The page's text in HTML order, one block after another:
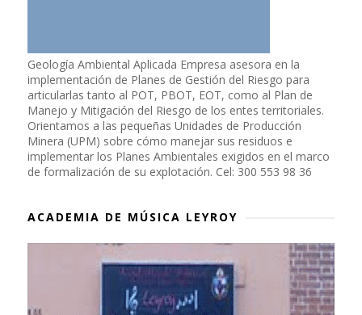
Geología Ambiental Aplicada Empresa asesora en la
implementación de Planes de Gestión del Riesgo para
articularlas tanto al POT, PBOT, EOT, como al Plan de
Manejo y Mitigación del Riesgo de los entes territoriales.
Orientamos a las pequeñas Unidades de Producción
Minera (UPM) sobre cómo manejar sus residuos e
implementar los Planes Ambientales exigidos en el marco
de formalización de su explotación. Cel: 300 553 98 36
ACADEMIA DE MÚSICA LEYROY